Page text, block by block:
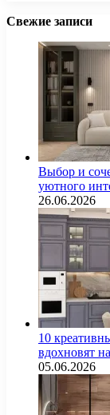
Свежие записи
Выбор и
уютного
26.06.2026
10
вдохновят
05.06.2026